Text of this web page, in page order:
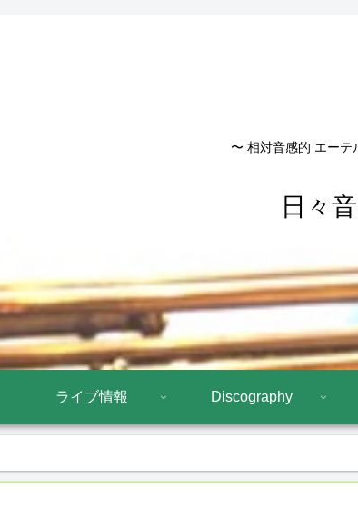
〜 相対音感的 エーテ
日々
ライブ情報 Discography